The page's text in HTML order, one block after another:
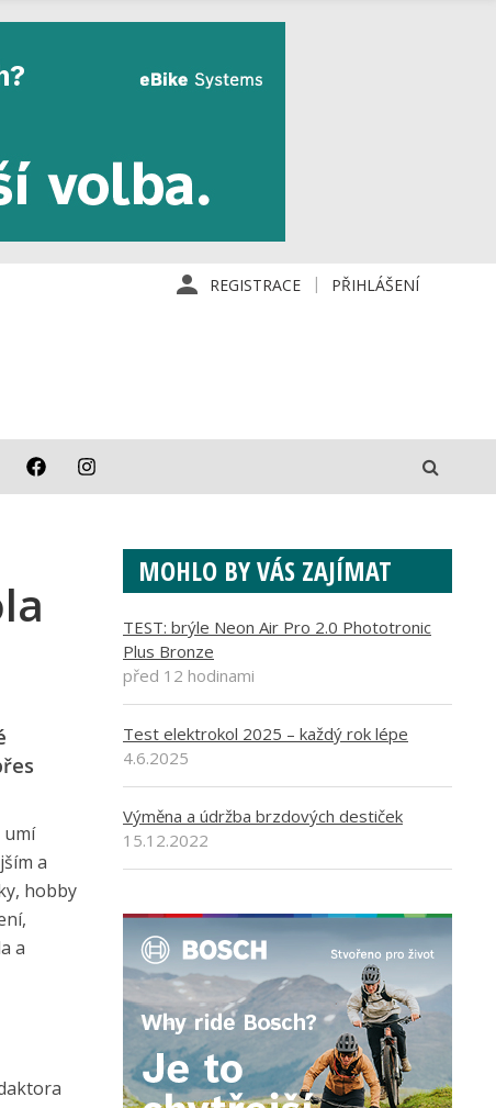
REGISTRACE PŘIHLÁŠENÍ
umí
a
hobby
a
MOHLO BY VÁS ZAJÍMAT
TEST: brýle Neon Air Pro 2.0 Phototronic
Plus Bronze
před 12 hodinami
Test elektrokol 2025 – každý rok lépe
4.6.2025
Výměna a údržba brzdových destiček
15.12.2022